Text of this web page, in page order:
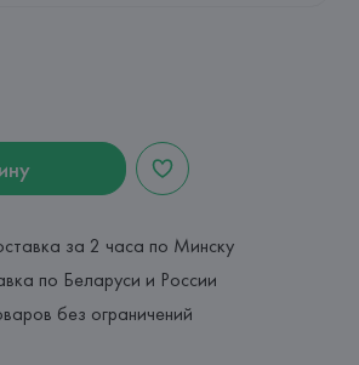
за 2 часа по Минску
по Беларуси и России
без ограничений